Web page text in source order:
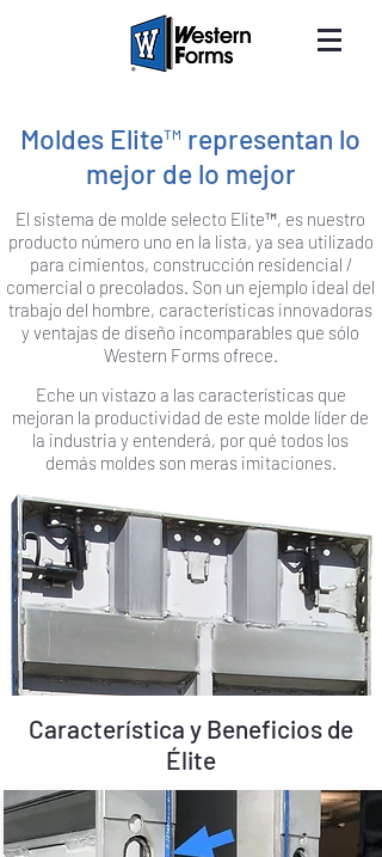
Moldes Elite™ representan lo
mejor de lo mejor
El sistema de molde selecto Elite™, es nuestro
producto número uno en la lista, ya sea utilizado
para cimientos, construcción residencial /
comercial o precolados. Son un ejemplo ideal del
trabajo del hombre, características innovadoras
y ventajas de diseño incomparables que sólo
Western Forms ofrece.
Eche un vistazo a las características que
mejoran la productividad de este molde líder de
la industria y entenderá, por qué todos los
demás moldes son meras imitaciones.
Característica y Beneficios de
Élite